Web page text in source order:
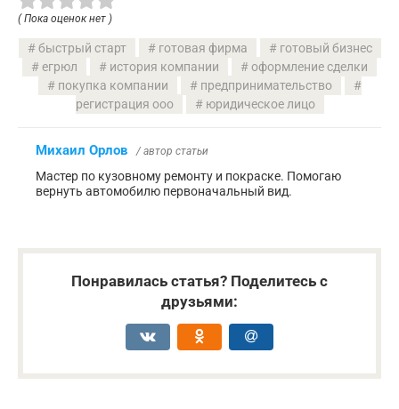
( Пока оценок нет )
быстрый старт готовая фирма
готовый бизнес
егрюл
история компании
оформление сделки
покупка компании
предпринимательство
регистрация ооо
юридическое лицо
Михаил Орлов / автор статьи
Мастер по кузовному ремонту и покраске. Помогаю
вернуть автомобилю первоначальный вид.
Понравилась статья? Поделитесь с
друзьями: